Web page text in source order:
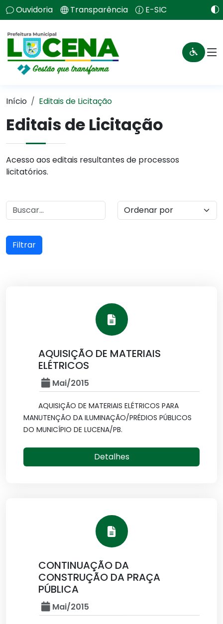
Ouvidoria Transparência E-SIC
Início Editais de Licitação
Editais de Licitação
Acesso aos editais resultantes de processos
licitatórios.
Filtrar
AQUISIÇÃO DE MATERIAIS
ELÉTRICOS
Mai/2015
AQUISIÇÃO DE MATERIAIS ELÉTRICOS PARA
MANUTENÇÃO DA ILUMINAÇÃO/PRÉDIOS PÚBLICOS
DO MUNICÍPIO DE LUCENA/PB.
Detalhes
CONTINUAÇÃO DA
CONSTRUÇÃO DA PRAÇA
PÚBLICA
Mai/2015